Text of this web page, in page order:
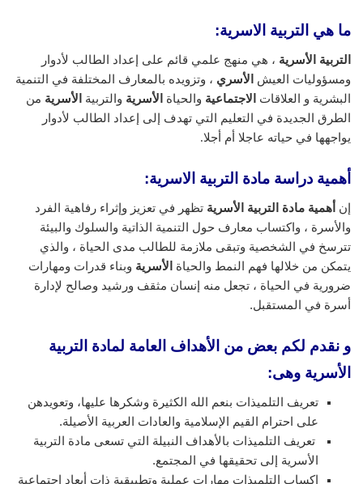
ما هي التربية الاسرية:
التربية الأسرية ، هي منهج علمي قائم على إعداد الطالب لأدوار
ومسؤوليات العيش
الأسري ، وتزويده بالمعارف المختلفة في التنمية
البشرية و العلاقات
الاجتماعية والحياة الأسرية والتربية الأسرية من
الطرق الجديدة في التعليم التي تهدف إلى إعداد الطالب لأدوار
يواجهها في حياته عاجلا أم أجلا.
أهمية دراسة مادة التربية الاسرية:
إن أهمية مادة التربية الأسرية تظهر في تعزيز وإثراء رفاهية الفرد
والأسرة ، واكتساب معارف حول التنمية الذاتية والسلوك والبيئة
تترسخ في الشخصية وتبقى ملازمة للطالب مدى الحياة ، والذي
يتمكن من خلالها فهم النمط والحياة الأسرية وبناء قدرات ومهارات
ضرورية في الحياة ، تجعل منه إنسان مثقف ورشيد وصالح لإدارة
أسرة في المستقبل.
و نقدم لكم بعض من الأهداف العامة لمادة التربية
الأسرية وهى:
تعريف التلميذات بنعم الله الكثيرة وشكرها عليها، وتعويدهن
على احترام القيم الإسلامية والعادات العربية الأصيلة.
تعريف التلميذات بالأهداف النبيلة التي تسعى مادة التربية
الأسرية إلى تحقيقها في المجتمع.
إكساب التلميذات مهارات عملية وتطبيقية ذات أبعاد اجتماعية